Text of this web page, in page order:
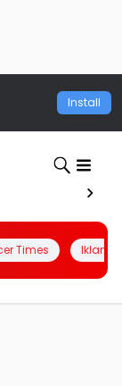
Install
Times Iklanin